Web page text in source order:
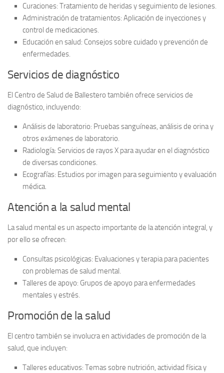
Curaciones: Tratamiento de heridas y seguimiento de lesiones.
Administración de tratamientos: Aplicación de inyecciones y
control de medicaciones.
Educación en salud: Consejos sobre cuidado y prevención de
enfermedades.
Servicios de diagnóstico
El Centro de Salud de Ballestero también ofrece servicios de
diagnóstico, incluyendo:
Análisis de laboratorio: Pruebas sanguíneas, análisis de orina y
otros exámenes de laboratorio.
Radiología: Servicios de rayos X para ayudar en el diagnóstico
de diversas condiciones.
Ecografías: Estudios por imagen para seguimiento y evaluación
médica.
Atención a la salud mental
La salud mental es un aspecto importante de la atención integral, y
por ello se ofrecen:
Consultas psicológicas: Evaluaciones y terapia para pacientes
con problemas de salud mental.
Talleres de apoyo: Grupos de apoyo para enfermedades
mentales y estrés.
Promoción de la salud
El centro también se involucra en actividades de promoción de la
salud, que incluyen:
Talleres educativos: Temas sobre nutrición, actividad física y